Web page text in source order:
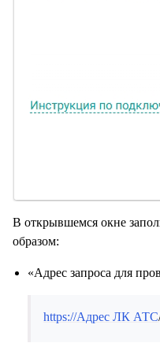
В открывшемся окне
образом:
«Адрес запроса для
https://Адрес ЛК АТС